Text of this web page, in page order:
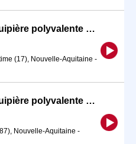
Equipier polyvalent / Equipière polyvalente de restauration rapid (H/F)
(17), Nouvelle-Aquitaine -
Equipier polyvalent / Equipière polyvalente de restauration rapid (H/F)
Nouvelle-Aquitaine -